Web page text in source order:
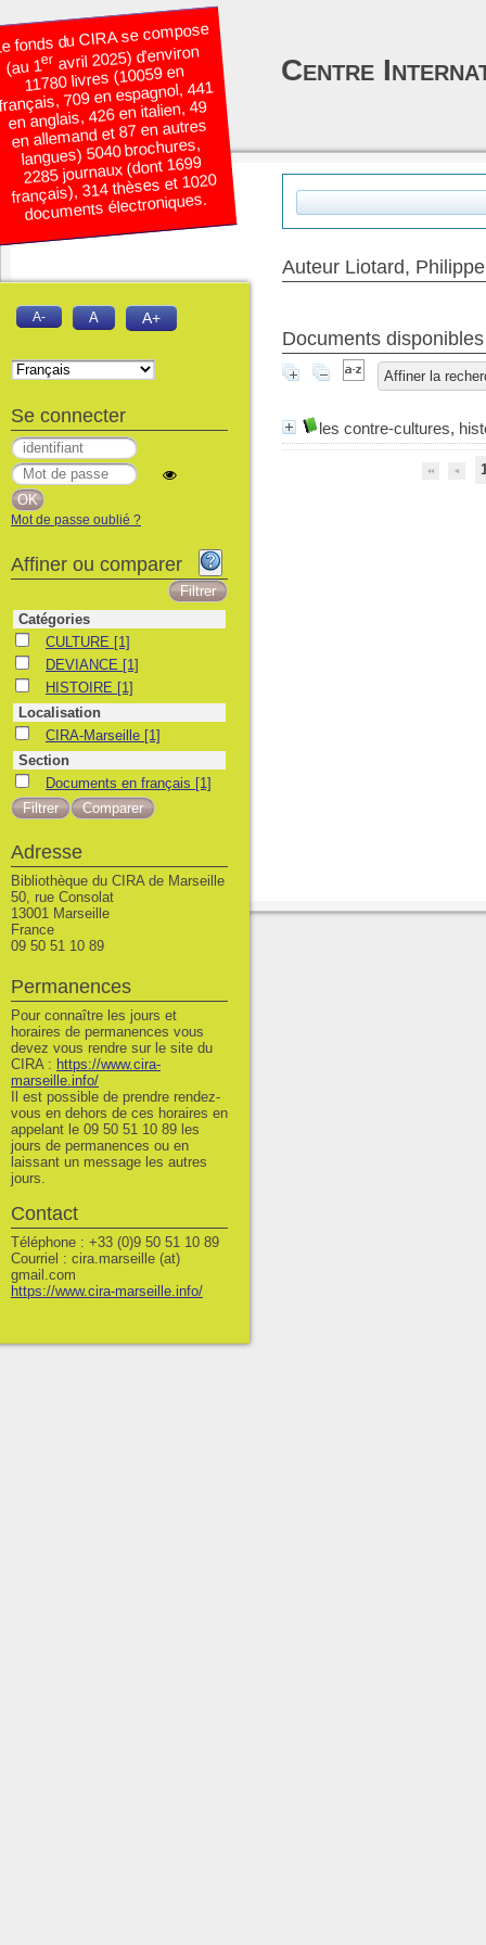
Auteur Liotard, Philippe
Documents
Affiner la
les contre-cultures,
fonds du CIRA se compose
(au 1eravril 2025) d’environ
11780 livres (10059 en
709 en espagnol, 441
en anglais, 426 en italien, 49
en allemand et 87 en autres
langues) 5040 brochures,
2285 journaux (dont 1699
français), 314 thèses et 1020
documents électroniques.
Centre
A- A A+
Se connecter
Mot de passe oublié ?
Affiner ou comparer
Catégories
CULTURECULTURE [1]
DEVIANCE
DEVIANCE [1]
HISTOIRE
HISTOIRE [1]
Localisation
CIRA-Marseille
CIRA-Marseille [1]
Section
Documents en français
Documents en français [1]
Adresse
Bibliothèque du CIRA de Marseille
50, rue Consolat
13001 Marseille
France
09 50 51 10 89
Permanences
Pour connaître les jours et
horaires de permanences vous
devez vous rendre sur le site du
CIRA : https://www.cira-
marseille.info/
Il est possible de prendre rendez-
vous en dehors de ces horaires en
appelant le 09 50 51 10 89 les
jours de permanences ou en
laissant un message les autres
jours.
Contact
Téléphone : +33 (0)9 50 51 10 89
Courriel : cira.marseille (at)
gmail.com
https://www.cira-marseille.info/